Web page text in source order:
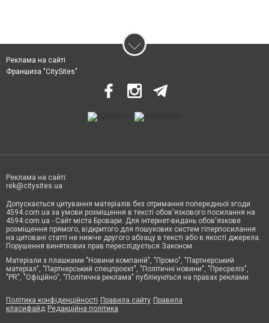
Реклама на сайті
Франшиза "CitySites"
Реклама на сайті:
rek@citysites.ua
Допускається цитування матеріалів без отримання попередньої згоди
4594.com.ua за умови розміщення в тексті обов'язкового посилання на
4594.com.ua - Сайт міста Бровари. Для інтернет-видань обов'язкове
розміщення прямого, відкритого для пошукових систем гіперпосилання
на цитовані статті не нижче другого абзацу в тексті або в якості джерела.
Порушення виняткових прав переслідується Законом.
Матеріали з плашками "Новини компаній", "Промо", "Партнерський
матеріал", "Партнерський спецпроєкт", "Політичні новини", "Пресреліз",
"PR", "Офіційно", "Політична реклама" публікуються на правах реклами.
Політика конфіденційності Правила сайту Правила
класифайд Редакційна політика